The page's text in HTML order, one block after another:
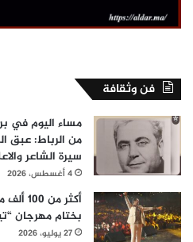
فن وثقافة
مساء اليوم في
من الرباط: عبق
سيرة الشاعر
4 أغسطس، 2026
أكثر
بختام مهرجان
27 يوليو، 2026